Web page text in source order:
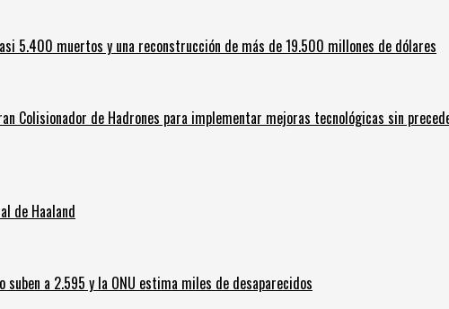
5.400 muertos y una reconstrucción de más de 19.500 millones de dólares
Colisionador de Hadrones para implementar mejoras tecnológicas sin
de Haaland
a 2.595 y la ONU estima miles de desaparecidos